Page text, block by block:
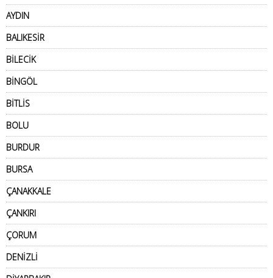
AYDIN
BALIKESİR
BİLECİK
BİNGÖL
BİTLİS
BOLU
BURDUR
BURSA
ÇANAKKALE
ÇANKIRI
ÇORUM
DENİZLİ